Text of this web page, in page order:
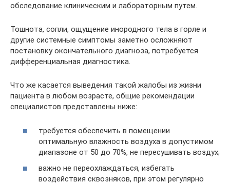
обследование клиническим и лабораторным путем.
Тошнота, сопли, ощущение инородного тела в горле и
другие системные симптомы заметно осложняют
постановку окончательного диагноза, потребуется
дифференциальная диагностика.
Что же касается выведения такой жалобы из жизни
пациента в любом возрасте, общие рекомендации
специалистов представлены ниже:
требуется обеспечить в помещении
оптимальную влажность воздуха в допустимом
диапазоне от 50 до 70%, не пересушивать воздух;
важно не переохлаждаться, избегать
воздействия сквозняков, при этом регулярно